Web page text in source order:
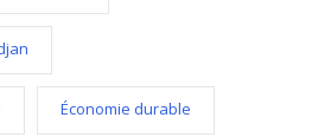
Économie durable